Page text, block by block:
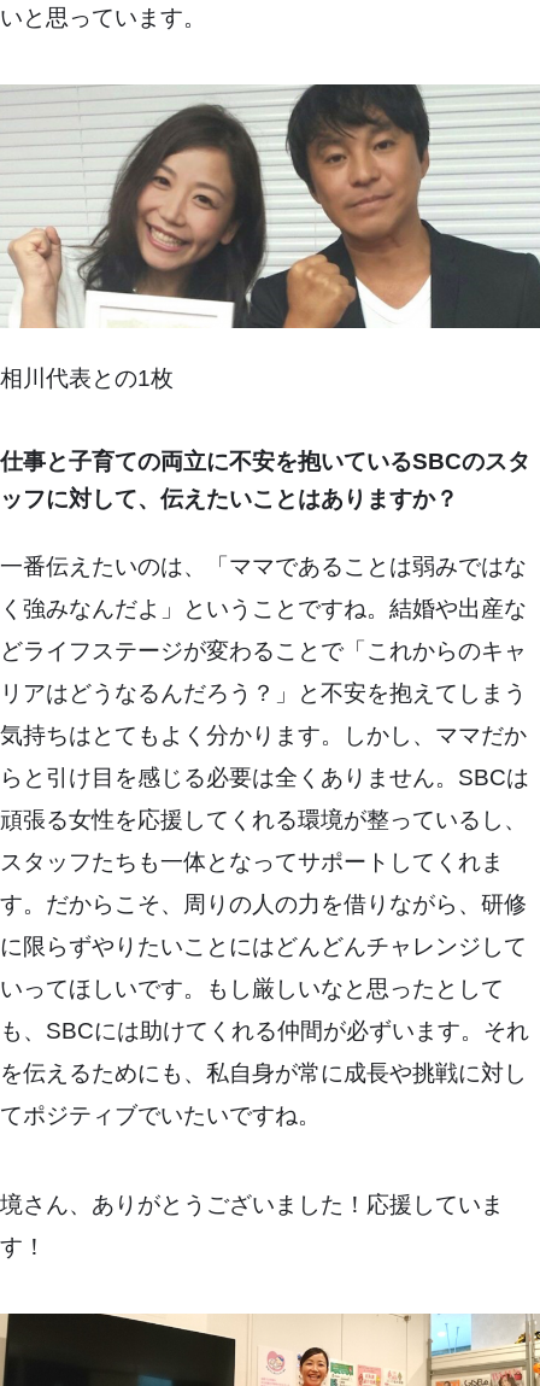
いと思っています。
相川代表との1枚
仕事と子育ての両立に不安を抱いているSBCのスタ
ッフに対して、伝えたいことはありますか？
一番伝えたいのは、「ママであることは弱みではな
く強みなんだよ」ということですね。結婚や出産な
どライフステージが変わることで「これからのキャ
リアはどうなるんだろう？」と不安を抱えてしまう
気持ちはとてもよく分かります。しかし、ママだか
らと引け目を感じる必要は全くありません。SBCは
頑張る女性を応援してくれる環境が整っているし、
スタッフたちも一体となってサポートしてくれま
す。だからこそ、周りの人の力を借りながら、研修
に限らずやりたいことにはどんどんチャレンジして
いってほしいです。もし厳しいなと思ったとして
も、SBCには助けてくれる仲間が必ずいます。それ
を伝えるためにも、私自身が常に成長や挑戦に対し
てポジティブでいたいですね。
境さん、ありがとうございました！応援していま
す！